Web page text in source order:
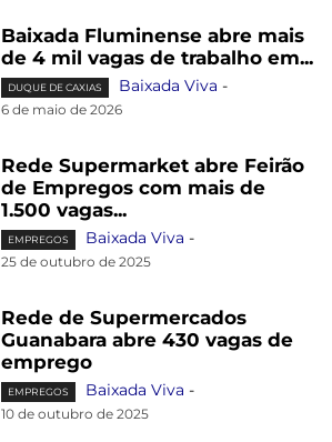
Baixada Fluminense abre mais
de 4 mil vagas de trabalho em...
DUQUE DE CAXIAS Baixada Viva -
6 de maio de 2026
Rede Supermarket abre Feirão
de Empregos com mais de
1.500 vagas...
EMPREGOS Baixada Viva -
25 de outubro de 2025
Rede de Supermercados
Guanabara abre 430 vagas de
emprego
EMPREGOS Baixada Viva -
10 de outubro de 2025